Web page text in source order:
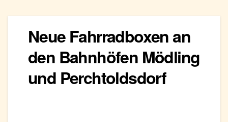
Neue Fahrradboxen an
den Bahnhöfen Mödling
und Perchtoldsdorf